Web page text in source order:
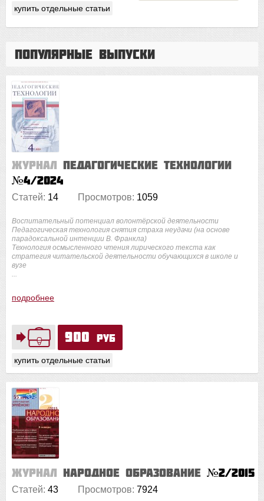
купить отдельные статьи
Популярные выпуски
900 руб
купить отдельные статьи
Журнал Педагогические технологии
№4/2024
Статей: 14 Просмотров: 1059
Воспитательный потенциал волонтёрской деятельности
Педагогическая технология снятия страха неудачи (на основе
парадоксальной интенции В. Франкла)
Технология осмысленного чтения лирического текста как
стратегия читательской деятельности обучающихся в школе и
вузе
подробнее
Журнал Народное образование №2/2015
Статей: 43 Просмотров: 7924